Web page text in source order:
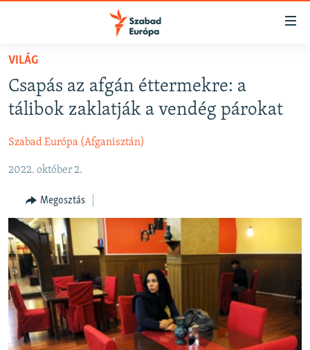
Akadálymentes
Ugrás
fő
oldalra
Ugrás
AKTUÁLIS
VIDEÓK
ELEMZŐ
NER15
SZABADON
TÁRSADALOM
DEMOKRÁCIA
A PÉNZ NYOMÁBAN
EURÓPAI UNIÓ
VILÁG
Csapás az afgán éttermekre: a
tálibok zaklatják a vendég párokat
Szabad Európa (Afganisztán)
2022. október 2.
Megosztás
FELIRATKOZÁS